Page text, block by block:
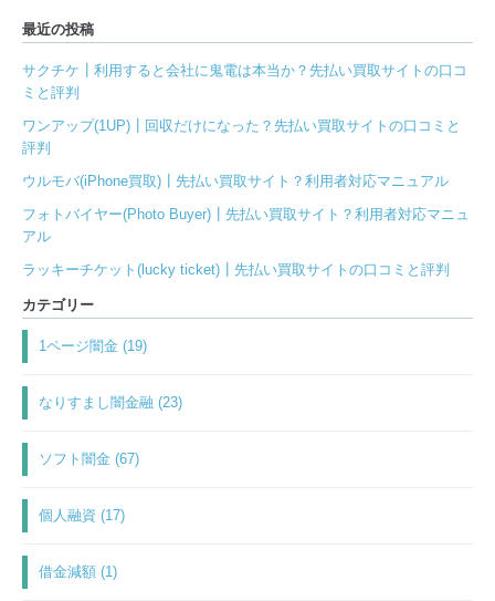
最近の投稿
サクチケ┃利用すると会社に鬼電は本当か？先払い買取サイトの口コ
ミと評判
ワンアップ(1UP)┃回収だけになった？先払い買取サイトの口コミと
評判
ウルモバ(iPhone買取)┃先払い買取サイト？利用者対応マニュアル
フォトバイヤー(Photo Buyer)┃先払い買取サイト？利用者対応マニュ
アル
ラッキーチケット(lucky ticket)┃先払い買取サイトの口コミと評判
カテゴリー
1ページ闇金 (19)
なりすまし闇金融 (23)
ソフト闇金 (67)
個人融資 (17)
借金減額 (1)